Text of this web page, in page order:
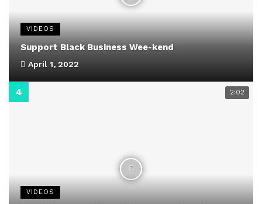
VIDEOS
Support Black Business Wee-kend
April 1, 2022
2:02
VIDEOS